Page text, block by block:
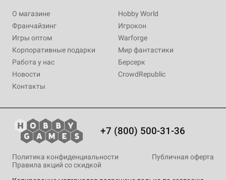
О магазине
Франчайзинг
Игры оптом
Корпоративные подарки
Работа у нас
Новости
Контакты
Hobby World
Игрокон
Warforge
Мир фантастики
Берсерк
CrowdRepublic
+7 (800) 500-31-36
Политика конфиденциальности
Публичная оферта
Правила акций со скидкой